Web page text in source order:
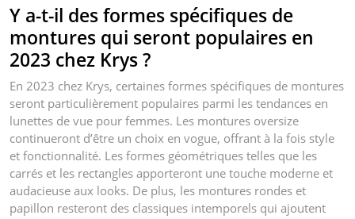
Y a-t-il des formes spécifiques de
montures qui seront populaires en
2023 chez Krys ?
En 2023 chez Krys, certaines formes spécifiques de montures
seront particulièrement populaires parmi les tendances en
lunettes de vue pour femmes. Les montures oversize
continueront d’être un choix en vogue, offrant à la fois style
et fonctionnalité. Les formes géométriques telles que les
carrés et les rectangles apporteront une touche moderne et
audacieuse aux looks. De plus, les montures rondes et
papillon resteront des classiques intemporels qui ajoutent